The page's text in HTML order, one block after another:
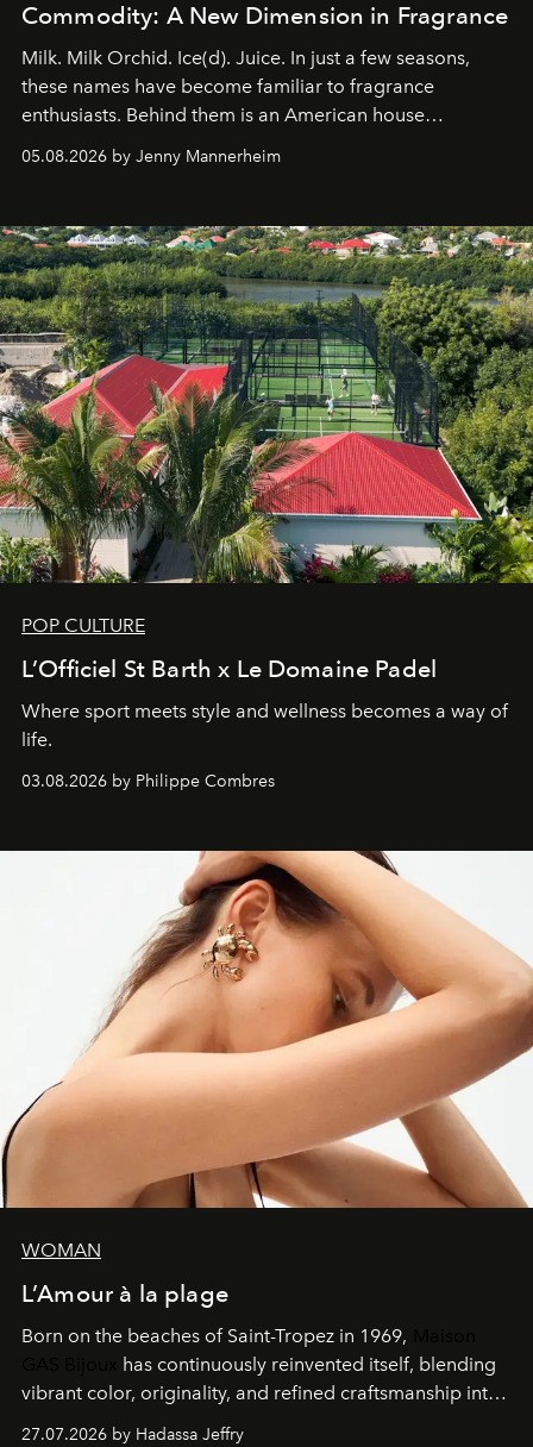
Commodity: A New Dimension in Fragrance
Milk. Milk Orchid. Ice(d). Juice. In just a few seasons,
these names have become familiar to fragrance
enthusiasts. Behind them is an American house
redefining the codes of contemporary perfumery with
an approach that is as intuitive as it is personal:
05.08.2026 by Jenny Mannerheim
POP CULTURE
L’Officiel St Barth x Le Domaine Padel
Where sport meets style and wellness becomes a way of
life.
03.08.2026 by Philippe Combres
WOMAN
L’Amour à la plage
Born on the beaches of Saint-Tropez in 1969,
has continuously reinvented itself, blending
vibrant color, originality, and refined craftsmanship into
every creation.
27.07.2026 by Hadassa Jeffry